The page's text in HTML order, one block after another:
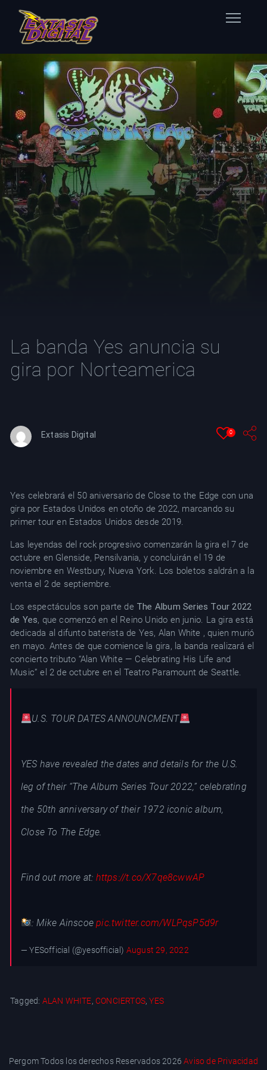
Home
Nuestras Estaciones
Datos Éxtasis
Contacto
FB
La banda Yes anuncia su
gira por Norteamerica
Extasis Digital 0
Yes celebrará el 50 aniversario de Close to the Edge con una
gira por Estados Unidos en otoño de 2022, marcando su
primer tour en Estados Unidos desde 2019.
Las leyendas del rock progresivo comenzarán la gira el 7 de
octubre en Glenside, Pensilvania, y concluirán el 19 de
noviembre en Westbury, Nueva York. Los boletos saldrán a la
venta el 2 de septiembre.
Los espectáculos son parte de The Album Series Tour 2022
de Yes, que comenzó en el Reino Unido en junio. La gira está
dedicada al difunto baterista de Yes, Alan White , quien murió
en mayo. Antes de que comience la gira, la banda realizará el
concierto tributo “Alan White — Celebrating His Life and
Music” el 2 de octubre en el Teatro Paramount de Seattle.
U.S. TOUR DATES ANNOUNCMENT
YES have revealed the dates and details for the U.S.
leg of their “The Album Series Tour 2022,” celebrating
the 50th anniversary of their 1972 iconic album,
Close To The Edge.
Find out more at: https://t.co/X7qe8cwwAP
: Mike Ainscoepic.twitter.com/WLPqsP5d9r
— YESofficial (@yesofficial) August 29, 2022
Tagged: ALAN WHITE,CONCIERTOS,YES
Pergom Todos los derechos Reservados 2026Aviso de Privacidad